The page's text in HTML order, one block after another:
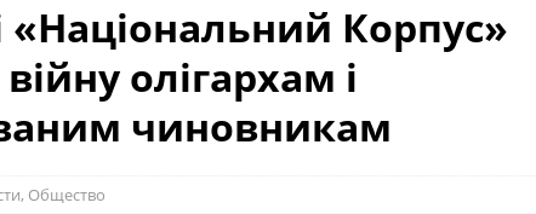
«Національний Корпус»
олігархам і
чиновникам
, Общество